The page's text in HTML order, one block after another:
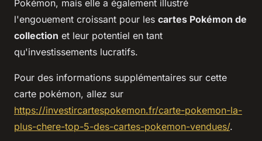
Pokémon, mais elle a également illustré
l'engouement croissant pour les cartes Pokémon de
collection et leur potentiel en tant
qu'investissements lucratifs.
Pour des informations supplémentaires sur cette
carte pokémon, allez sur
https://investircartespokemon.fr/carte-pokemon-la-
plus-chere-top-5-des-cartes-pokemon-vendues/.